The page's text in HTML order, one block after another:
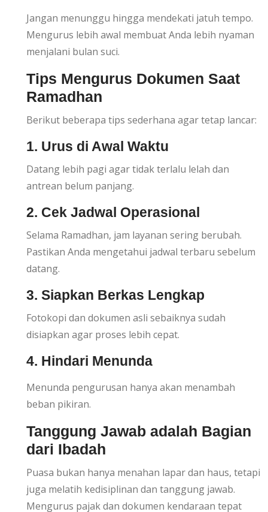
Jangan menunggu hingga mendekati jatuh tempo.
Mengurus lebih awal membuat Anda lebih nyaman
menjalani bulan suci.
Tips Mengurus Dokumen Saat
Ramadhan
Berikut beberapa tips sederhana agar tetap lancar:
1. Urus di Awal Waktu
Datang lebih pagi agar tidak terlalu lelah dan
antrean belum panjang.
2. Cek Jadwal Operasional
Selama Ramadhan, jam layanan sering berubah.
Pastikan Anda mengetahui jadwal terbaru sebelum
datang.
3. Siapkan Berkas Lengkap
Fotokopi dan dokumen asli sebaiknya sudah
disiapkan agar proses lebih cepat.
4. Hindari Menunda
Menunda pengurusan hanya akan menambah
beban pikiran.
Tanggung Jawab adalah Bagian
dari Ibadah
Puasa bukan hanya menahan lapar dan haus, tetapi
juga melatih kedisiplinan dan tanggung jawab.
Mengurus pajak dan dokumen kendaraan tepat